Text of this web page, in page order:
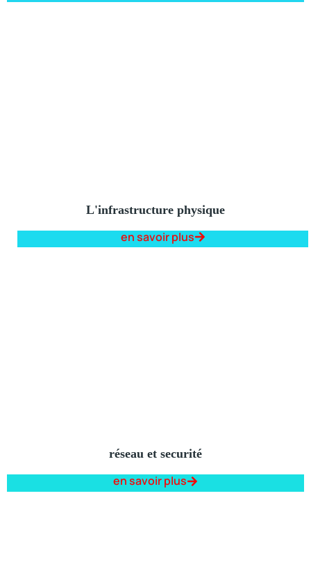
L'infrastructure physique
en savoir plus
réseau et securité
en savoir plus